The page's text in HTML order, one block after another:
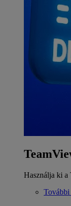
Használja ki a